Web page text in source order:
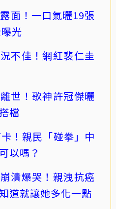
面！一口氣曬19張
光
不佳！網紅裴仁圭
世！歌神許冠傑曬
檔
！親民「碰拳」中
以嗎？
潰爆哭！親洩抗癌
道就讓她多化一點